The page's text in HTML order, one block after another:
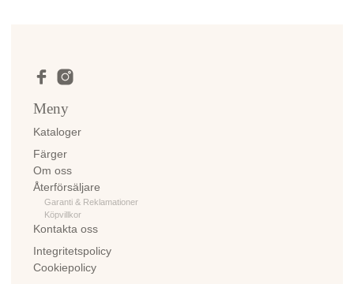
Meny
Kataloger
Färger
Om oss
Återförsäljare
Garanti & Reklamationer
Köpvillkor
Kontakta oss
Integritetspolicy
Cookiepolicy